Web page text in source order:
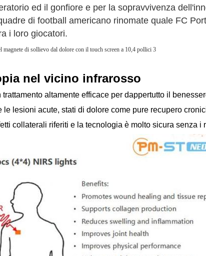
ed il gonfiore e per la sopravvivenza
di football americano rinomate quale FC
i loro giocatori.
nel vicino infrarosso
altamente efficace per dappertutto il
le lesioni acute, stati di dolore come pure recupero
collaterali riferiti e la tecnologia è molto sicura senza i